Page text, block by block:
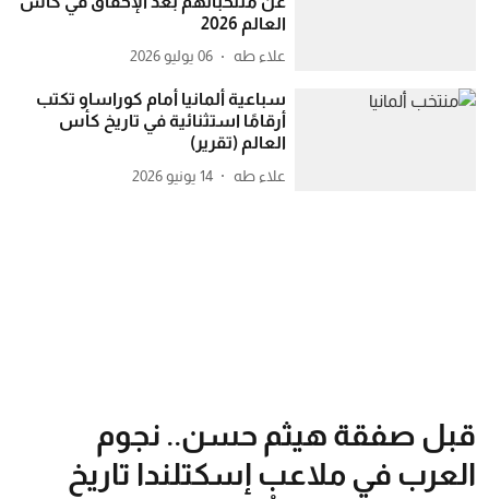
العالم 2026
علاء طه 06 يوليو 2026
سباعية ألمانيا أمام كوراساو تكتب
أرقامًا استثنائية في تاريخ كأس
العالم (تقرير)
علاء طه 14 يونيو 2026
قبل صفقة هيثم حسن.. نجوم
العرب في ملاعب إسكتلندا تاريخ